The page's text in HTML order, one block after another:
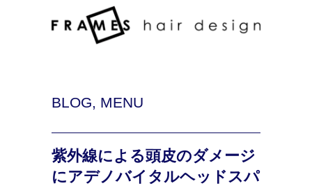
BLOG, MENU
紫外線による頭皮のダメージ
にアデノバイタルヘッドスパ